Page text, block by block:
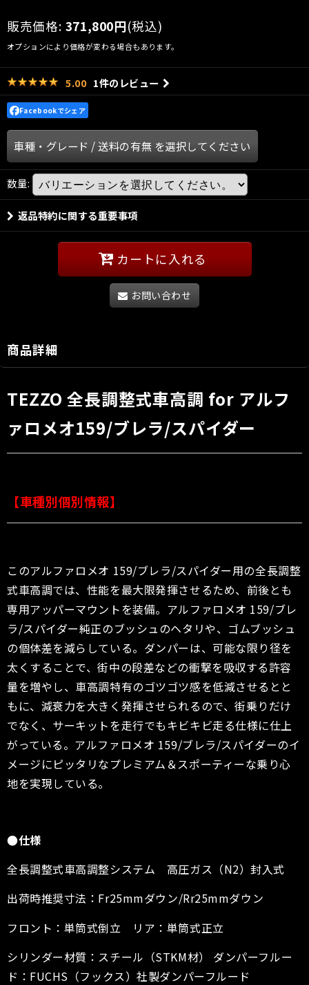
販売価格: 371,800円(税込)
オプションにより価格が変わる場合もあります。
5.00 1件のレビュー
Facebookでシェア
車種・グレード /送料の有無 を選択してください
数量:
返品特約に関する重要事項
カートに入れる
お問い合わせ
商品詳細
TEZZO 全長調整式車高調 for アルフ
ァロメオ159/ブレラ/スパイダー
【車種別個別情報】
このアルファロメオ 159/ブレラ/スパイダー用の全長調整
式車高調では、性能を最大限発揮させるため、前後とも
専用アッパーマウントを装備。アルファロメオ 159/ブレ
ラ/スパイダー純正のブッシュのヘタリや、ゴムブッシュ
の個体差を減らしている。ダンパーは、可能な限り径を
太くすることで、街中の段差などの衝撃を吸収する許容
量を増やし、車高調特有のゴツゴツ感を低減させるとと
もに、減衰力を大きく発揮させられるので、街乗りだけ
でなく、サーキットを走行でもキビキビ走る仕様に仕上
がっている。アルファロメオ 159/ブレラ/スパイダーのイ
メージにピッタリなプレミアム＆スポーティーな乗り心
地を実現している。
●仕様
全長調整式車高調整システム 高圧ガス（N2）封入式
出荷時推奨寸法：Fr25mmダウン/Rr25mmダウン
フロント：単筒式倒立 リア：単筒式正立
シリンダー材質：スチール（STKM材） ダンパーフルー
ド：FUCHS（フックス）社製ダンパーフルード